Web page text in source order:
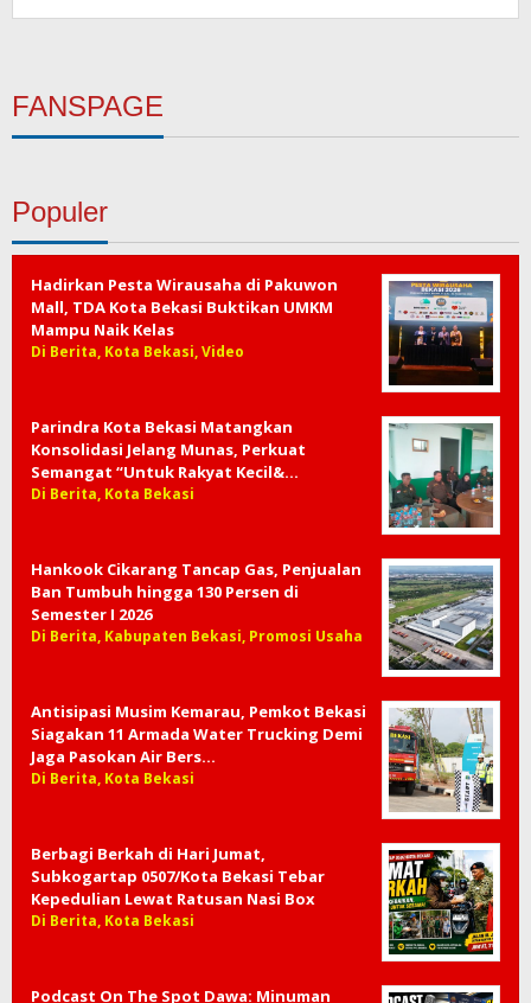
FANSPAGE
Populer
Hadirkan Pesta Wirausaha di Pakuwon
Mall, TDA Kota Bekasi Buktikan UMKM
Mampu Naik Kelas
Di Berita, Kota Bekasi, Video
Parindra Kota Bekasi Matangkan
Konsolidasi Jelang Munas, Perkuat
Semangat “Untuk Rakyat Kecil&…
Di Berita, Kota Bekasi
Hankook Cikarang Tancap Gas, Penjualan
Ban Tumbuh hingga 130 Persen di
Semester I 2026
Di Berita, Kabupaten Bekasi, Promosi Usaha
Antisipasi Musim Kemarau, Pemkot Bekasi
Siagakan 11 Armada Water Trucking Demi
Jaga Pasokan Air Bers…
Di Berita, Kota Bekasi
Berbagi Berkah di Hari Jumat,
Subkogartap 0507/Kota Bekasi Tebar
Kepedulian Lewat Ratusan Nasi Box
Di Berita, Kota Bekasi
Podcast On The Spot Dawa: Minuman